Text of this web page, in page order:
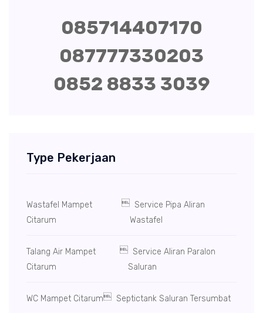
085714407170
087777330203
0852 8833 3039
Type Pekerjaan
Wastafel Mampet
Citarum
Service Pipa Aliran
Wastafel
Talang Air Mampet
Citarum
Service Aliran Paralon
Saluran
WC Mampet Citarum Septictank Saluran Tersumbat